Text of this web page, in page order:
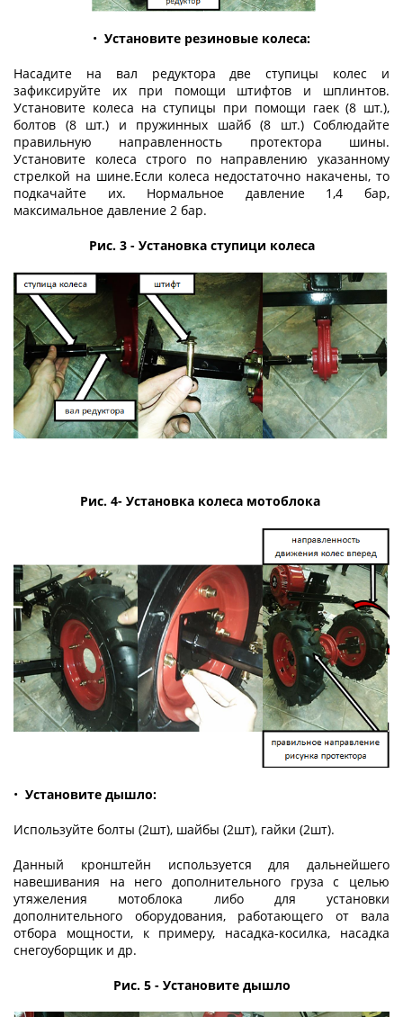
• Установите резиновые колеса:
Насадите на вал редуктора две ступицы колес и
зафиксируйте их при помощи штифтов и шплинтов.
Установите колеса на ступицы при помощи гаек (8 шт.),
болтов (8 шт.) и пружинных шайб (8 шт.) Соблюдайте
правильную направленность протектора шины.
Установите колеса строго по направлению указанному
стрелкой на шине.Если колеса недостаточно накачены, то
подкачайте их. Нормальное давление 1,4 бар,
максимальное давление 2 бар.
Рис. 3 - Установка ступици колеса
Рис. 4- Установка колеса мотоблока
• Установите дышло:
Используйте болты (2шт), шайбы (2шт), гайки (2шт).
Данный кронштейн используется для дальнейшего
навешивания на него дополнительного груза с целью
утяжеления мотоблока либо для установки
дополнительного оборудования, работающего от вала
отбора мощности, к примеру, насадка-косилка, насадка
снегоуборщик и др.
Рис. 5 - Установите дышло